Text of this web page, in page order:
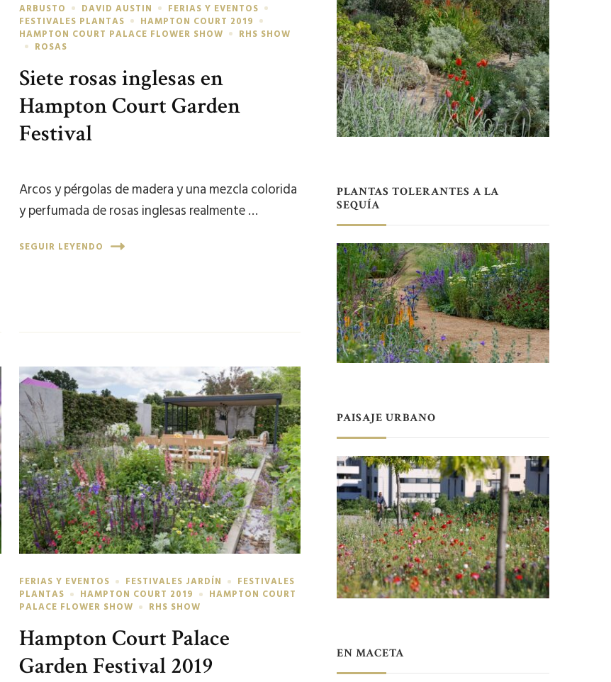
ARBUSTO DAVID AUSTIN
FERIAS Y EVENTOS
FESTIVALES PLANTAS
HAMPTON COURT 2019
HAMPTON COURT PALACE FLOWER SHOW
RHS SHOW
ROSAS
Siete rosas inglesas en
Hampton Court Garden
Festival
Arcos y pérgolas de madera y una mezcla colorida
y perfumada de rosas inglesas realmente …
SEGUIR LEYENDO
FERIAS Y EVENTOS FESTIVALES JARDÍN
FESTIVALES
PLANTAS
HAMPTON COURT 2019
HAMPTON COURT
PALACE FLOWER SHOW
RHS SHOW
Hampton Court Palace
Garden Festival 2019
PLANTAS TOLERANTES A LA
SEQUÍA
PAISAJE URBANO
EN MACETA